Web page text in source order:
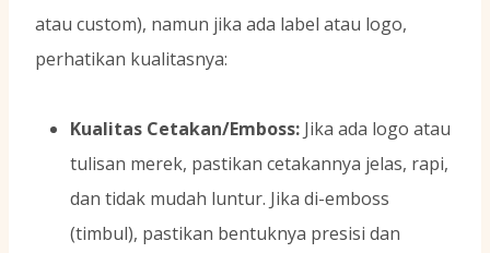
atau custom), namun jika ada label atau logo,
perhatikan kualitasnya:
Kualitas Cetakan/Emboss: Jika ada logo atau
tulisan merek, pastikan cetakannya jelas, rapi,
dan tidak mudah luntur. Jika di-emboss
(timbul), pastikan bentuknya presisi dan